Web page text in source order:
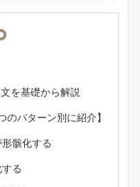
を基礎から解説
パターン別に紹介】
骸化する
る